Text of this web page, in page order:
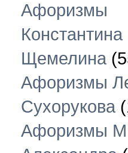
Афоризмы
Константина
Щемелина
Афоризмы
Сухорукова
Афоризмы